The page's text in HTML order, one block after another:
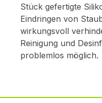
Stück gefertigte
Eindringen von
wirkungsvoll
Reinigung und
problemlos möglich.